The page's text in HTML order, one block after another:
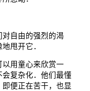
自由的强烈的渴
甩开它．
用童心来欣赏一
复杂化．他们最懂
便正在苦干，也显